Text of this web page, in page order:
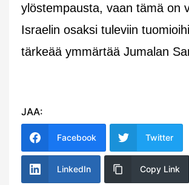
ylöstempausta, vaan tämä on
Israelin osaksi tuleviin
tärkeää ymmärtää Jumalan
JAA:
Facebook Twitter
LinkedIn Copy Link